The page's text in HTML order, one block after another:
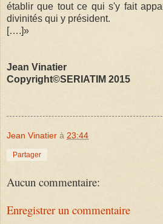
établir que tout ce qui s'y fait
divinités qui y président.
[….]»
Jean Vinatier
Copyright©SERIATIM 2015
Jean Vinatier à 23:44
Partager
Aucun commentaire:
Enregistrer un commentaire